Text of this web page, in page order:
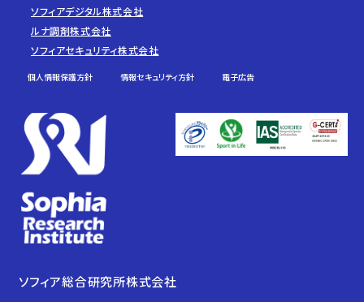
ソフィアデジタル株式会社
ルナ調剤株式会社
ソフィアセキュリティ株式会社
個人情報保護方針 情報セキュリティ方針 電子広告
ソフィア総合研究所株式会社